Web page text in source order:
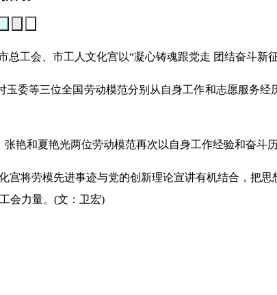
会、市工人文化宫以“凝心铸魂跟党走 团结奋斗新
等三位全国劳动模范分别从自身工作和志愿服务经
和夏艳光两位劳动模范再次以自身工作经验和奋斗
将劳模先进事迹与党的创新理论宣讲有机结合，把思
会力量。(文：卫宏)